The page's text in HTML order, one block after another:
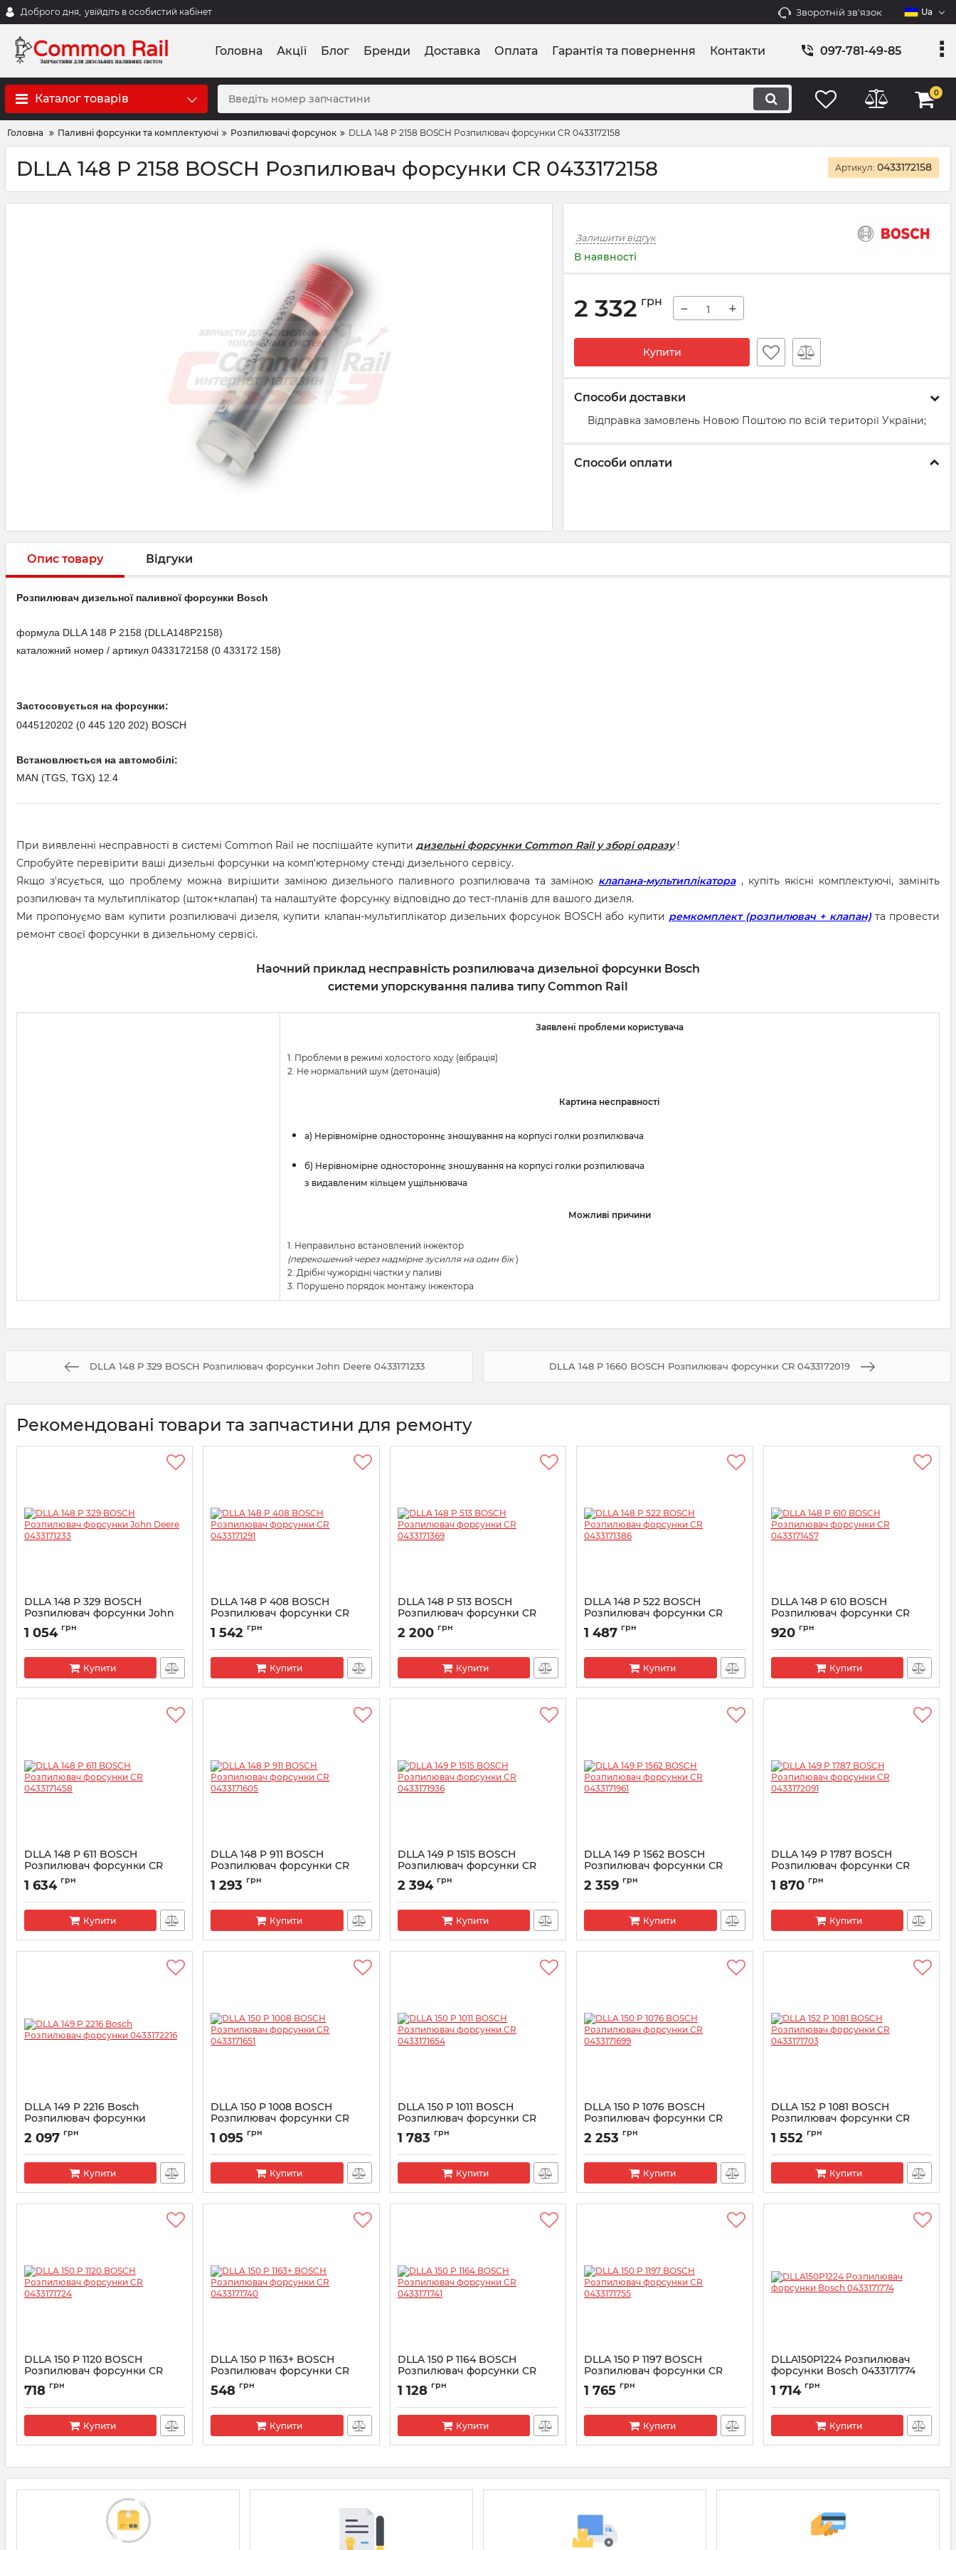
Доброго дня, увійдіть в особистий кабінет Зворотній зв'язок Ua
Головна Акції Блог Бренди Доставка Оплата Гарантія та повернення Контакти 097-781-49-85
Каталог товарів 0
Головна Паливні форсунки та комплектуючі Розпилювачі форсунок DLLA 148 P 2158 BOSCH Розпилювач форсунки CR 0433172158
DLLA 148 P 2158 BOSCH Розпилювач форсунки CR 0433172158 Артикул: 0433172158
Залишити відгук
В наявності
2 332 грн − +
Купити
Способи доставки
Відправка замовлень Новою Поштою по всій території України;
Способи оплати
Опис товару Відгуки
Розпилювач дизельної паливної форсунки Bosсh
формула DLLA 148 P 2158 (DLLA148P2158)
каталожний номер / артикул 0433172158 (0 433172 158)
Застосовується на форсунки:
0445120202 (0 445 120 202) BOSCH
Встановлюється на автомобілі:
MAN (TGS, TGX) 12.4
При виявленні несправності в системі Common Rail не поспішайте купити дизельні форсунки Common Rail у зборі одразу!
Спробуйте перевірити ваші дизельні форсунки на комп'ютерному стенді дизельного сервісу.
Якщо з'ясується, що проблему можна вирішити заміною дизельного паливного розпилювача та заміною клапана-мультиплікатора, купіть якісні комплектуючі, замініть
розпилювач та мультиплікатор (шток+клапан) та налаштуйте форсунку відповідно до тест-планів для вашого дизеля.
Ми пропонуємо вам купити розпилювачі дизеля, купити клапан-мультиплікатор дизельних форсунок BOSCH або купити ремкомплект (розпилювач + клапан)та провести
ремонт своєї форсунки в дизельному сервісі.
Наочний приклад несправність розпилювача дизельної форсунки Bosch
системи упорскування палива типу Common Rail
Заявлені проблеми користувача
1. Проблеми в режимі холостого ходу (вібрація)
2. Не нормальний шум (детонація)
Картина несправності
a) Нерівномірне одностороннє зношування на корпусі голки розпилювача
б) Нерівномірне одностороннє зношування на корпусі голки розпилювача
з видавленим кільцем ущільнювача
Можливі причини
1. Неправильно встановлений інжектор
(перекошений через надмірне зусилля на один бік)
2. Дрібні чужорідні частки у паливі
3. Порушено порядок монтажу інжектора
DLLA 148 P 329 BOSCH Розпилювач форсунки John Deere 0433171233 DLLA 148 P 1660 BOSCH Розпилювач форсунки CR 0433172019
Рекомендовані товари та запчастини для ремонту
DLLA 148 P 329 BOSCH
Розпилювач форсунки John
Deere 0433171233
Артикул:
1 054 грн
Купити
DLLA 148 P 408 BOSCH
Розпилювач форсунки CR
0433171291
Артикул:
1 542 грн
Купити
DLLA 148 P 513 BOSCH
Розпилювач форсунки CR
0433171369
Артикул:
2 200 грн
Купити
DLLA 148 P 522 BOSCH
Розпилювач форсунки CR
0433171386
Артикул:
1 487 грн
Купити
DLLA 148 P 610 BOSCH
Розпилювач форсунки CR
0433171457
Артикул:
920 грн
Купити
DLLA 148 P 611 BOSCH
Розпилювач форсунки CR
0433171458
Артикул:
1 634 грн
Купити
DLLA 148 P 911 BOSCH
Розпилювач форсунки CR
0433171605
Артикул:
1 293 грн
Купити
DLLA 149 P 1515 BOSCH
Розпилювач форсунки CR
0433171936
Артикул:
2 394 грн
Купити
DLLA 149 P 1562 BOSCH
Розпилювач форсунки CR
0433171961
Артикул:
2 359 грн
Купити
DLLA 149 P 1787 BOSCH
Розпилювач форсунки CR
0433172091
Артикул:
1 870 грн
Купити
DLLA 149 P 2216 Bosсh
Розпилювач форсунки
0433172216
Артикул:
2 097 грн
Купити
DLLA 150 P 1008 BOSCH
Розпилювач форсунки CR
0433171651
Артикул:
1 095 грн
Купити
DLLA 150 P 1011 BOSCH
Розпилювач форсунки CR
0433171654
Артикул:
1 783 грн
Купити
DLLA 150 P 1076 BOSCH
Розпилювач форсунки CR
0433171699
Артикул:
2 253 грн
Купити
DLLA 152 P 1081 BOSCH
Розпилювач форсунки CR
0433171703
Артикул:
1 552 грн
Купити
DLLA 150 P 1120 BOSCH
Розпилювач форсунки CR
0433171724
Артикул:
718 грн
Купити
DLLA 150 P 1163+ BOSCH
Розпилювач форсунки CR
0433171740
Артикул:
548 грн
Купити
DLLA 150 P 1164 BOSCH
Розпилювач форсунки CR
0433171741
Артикул:
1 128 грн
Купити
DLLA 150 P 1197 BOSCH
Розпилювач форсунки CR
0433171755
Артикул:
1 765 грн
Купити
DLLA150P1224 Розпилювач
форсунки Bosсh 0433171774
Артикул: 0433171774
1 714 грн
Купити